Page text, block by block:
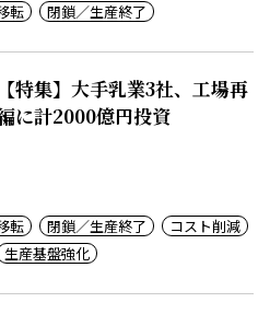
転 閉鎖／生産終了
【特集】大手乳業3社、工場再
に計2000億円投資
転 閉鎖／生産終了
コスト削減
生産基盤強化